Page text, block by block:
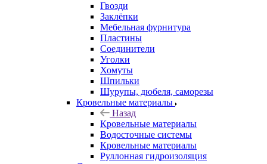
Гвозди
Заклёпки
Мебельная фурнитура
Пластины
Соединители
Уголки
Хомуты
Шпильки
Шурупы, дюбеля, саморезы
Кровельные материалы
Назад
Кровельные материалы
Водосточные системы
Кровельные материалы
Руллонная гидроизоляция